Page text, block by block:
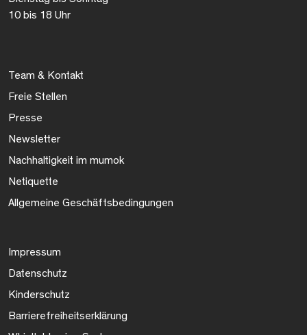
10 bis 18 Uhr
Team & Kontakt
Freie Stellen
Presse
Newsletter
Nachhaltigkeit im mumok
Netiquette
Allgemeine Geschäftsbedingungen
Impressum
Datenschutz
Kinderschutz
Barrierefreiheitserklärung